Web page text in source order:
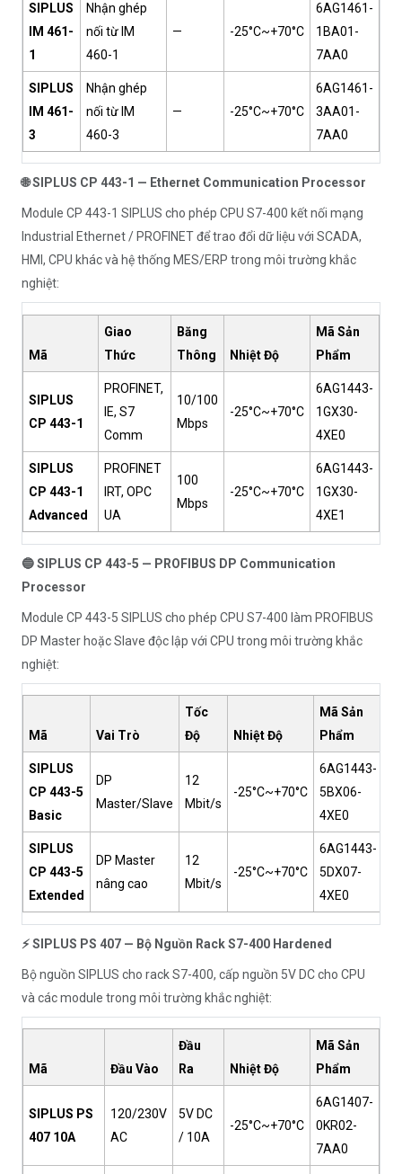
SIPLUS
IM 461-
1
Nhận ghép
nối từ IM
460-1
— -25°C~+70°C
6AG1461-
1BA01-
7AA0
SIPLUS
IM 461-
3
Nhận ghép
nối từ IM
460-3
— -25°C~+70°C
6AG1461-
3AA01-
7AA0
🌐 SIPLUS CP 443-1 — Ethernet Communication Processor
Module CP 443-1 SIPLUS cho phép CPU S7-400 kết nối mạng
Industrial Ethernet / PROFINET để trao đổi dữ liệu với SCADA,
HMI, CPU khác và hệ thống MES/ERP trong môi trường khắc
nghiệt:
Mã
Giao
Thức
Băng
Thông
Nhiệt Độ
Mã Sản
Phẩm
SIPLUS
CP 443-1
PROFINET,
IE, S7
Comm
10/100
Mbps
-25°C~+70°C
6AG1443-
1GX30-
4XE0
SIPLUS
CP 443-1
Advanced
PROFINET
IRT, OPC
UA
100
Mbps
-25°C~+70°C
6AG1443-
1GX30-
4XE1
🔵 SIPLUS CP 443-5 — PROFIBUS DP Communication
Processor
Module CP 443-5 SIPLUS cho phép CPU S7-400 làm PROFIBUS
DP Master hoặc Slave độc lập với CPU trong môi trường khắc
nghiệt:
Mã Vai Trò
Tốc
Độ
Nhiệt Độ
Mã Sản
Phẩm
SIPLUS
CP 443-5
Basic
DP
Master/Slave
12
Mbit/s
-25°C~+70°C
6AG1443-
5BX06-
4XE0
SIPLUS
CP 443-5
Extended
DP Master
nâng cao
12
Mbit/s
-25°C~+70°C
6AG1443-
5DX07-
4XE0
⚡ SIPLUS PS 407 — Bộ Nguồn Rack S7-400 Hardened
Bộ nguồn SIPLUS cho rack S7-400, cấp nguồn 5V DC cho CPU
và các module trong môi trường khắc nghiệt:
Mã Đầu Vào
Đầu
Ra
Nhiệt Độ
Mã Sản
Phẩm
SIPLUS PS
407 10A
120/230V
AC
5V DC
/ 10A
-25°C~+70°C
6AG1407-
0KR02-
7AA0